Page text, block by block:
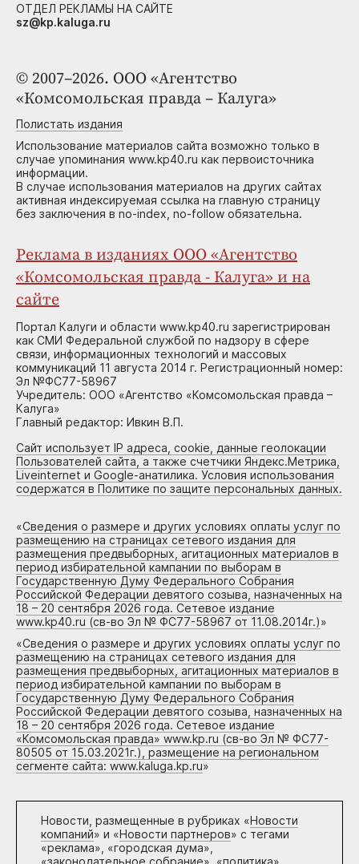
© 2007–2026. ООО «Агентство
«Комсомольская правда – Калуга»
Полистать издания
Использование материалов сайта возможно только в
случае упоминания www.kp40.ru как первоисточника
информации.
В случае использования материалов на других сайтах
активная индексируемая ссылка на главную страницу
без заключения в no-index, no-follow обязательна.
Реклама в изданиях ООО «Агентство
«Комсомольская правда - Калуга» и на
сайте
Портал Калуги и области www.kp40.ru зарегистрирован
как СМИ Федеральной службой по надзору в сфере
связи, информационных технологий и массовых
коммуникаций 11 августа 2014 г. Регистрационный номер:
Эл №ФС77-58967
Учредитель: ООО «Агентство «Комсомольская правда –
Калуга»
Главный редактор: Ивкин В.П.
Сайт использует IP адреса, cookie, данные геолокации
Пользователей сайта, а также счетчики Яндекс.Метрика,
Liveinternet и Google-анатилика. Условия использования
содержатся в Политике по защите персональных данных.
«Сведения о размере и других условиях оплаты услуг по
размещению на страницах сетевого издания для
размещения предвыборных, агитационных материалов в
период избирательной кампании по выборам в
Государственную Думу Федерального Собрания
Российской Федерации девятого созыва, назначенных на
18 – 20 сентября 2026 года. Сетевое издание
www.kp40.ru (св-во Эл № ФС77-58967 от 11.08.2014г.)»
«Сведения о размере и других условиях оплаты услуг по
размещению на страницах сетевого издания для
размещения предвыборных, агитационных материалов в
период избирательной кампании по выборам в
Государственную Думу Федерального Собрания
Российской Федерации девятого созыва, назначенных на
18 – 20 сентября 2026 года. Сетевое издание
«Комсомольская правда» www.kp.ru (св-во Эл № ФС77-
80505 от 15.03.2021г.), размещение на региональном
сегменте сайта: www.kaluga.kp.ru»
Новости, размещенные в рубриках «Новости
компаний» и «Новости партнеров» с тегами
«реклама», «городская дума»,
«законодательное собрание», «политика»,
ОТДЕЛ РЕКЛАМЫ НА САЙТЕ
sz@kp.kaluga.ru